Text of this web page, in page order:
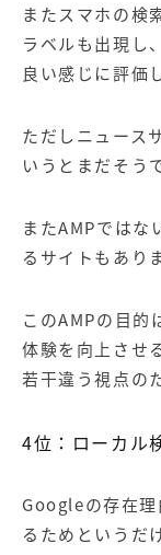
またスマホの検
ラベルも出現し
良い感じに評価
ただしニュース
いうとまだそう
またAMPではな
るサイトもあり
このAMPの目的
体験を向上させ
若干違う視点の
4位：ローカル
Googleの存在理
るためというだ